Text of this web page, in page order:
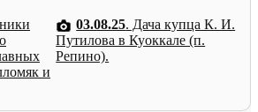
и
03.08.25. Дача купца К. И.
Путилова в Куоккале (п.
Репино).